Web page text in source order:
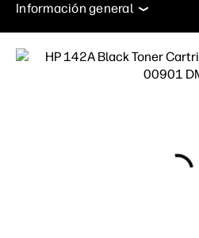
Información general
Información general